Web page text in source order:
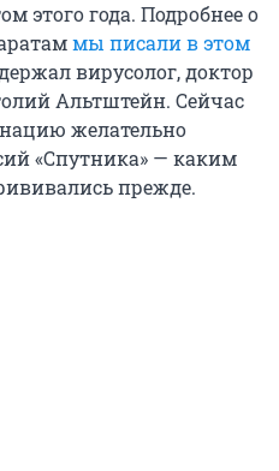
этого года. Подробнее о
мы писали в этом
вирусолог, доктор
Альтштейн. Сейчас
желательно
«Спутника» — каким
прежде.